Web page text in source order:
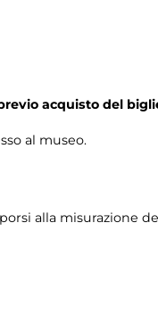
acquisto del
al museo.
alla misurazione